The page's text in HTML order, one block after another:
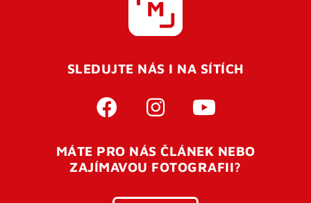
SLEDUJTE NÁS I NA SÍTÍCH
MÁTE PRO NÁS ČLÁNEK NEBO
ZAJÍMAVOU FOTOGRAFII?